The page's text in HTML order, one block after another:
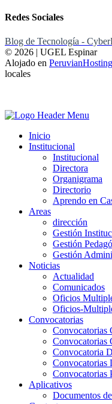
Redes Sociales
Blog de Tecnología -
© 2026 | UGEL Espinar
Alojado en
locales
Inicio
Institucional
Institucional
Directora
Organigrama
Directorio
Aprendo en
Areas
dirección
Gestión
Gestión
Gestión
Noticias
Actualidad
Comunicados
Oficios
Oficios-
Convocatorias
Convocatorias
Convocatorias
Convocatoria
Convocatorias
Convocatorias
Aplicativos
Documentos